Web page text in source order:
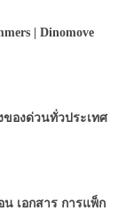
| Dinomove
ของด่วนทั่วประเทศ
เอกสาร การแพ็ก